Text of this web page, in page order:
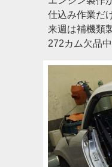
仕込み作業だ
来週は補機類
272カム欠品